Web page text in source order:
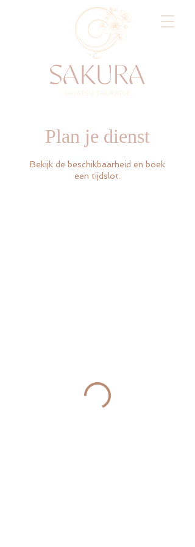
Plan je dienst
Bekijk de beschikbaarheid en boek
een tijdslot.